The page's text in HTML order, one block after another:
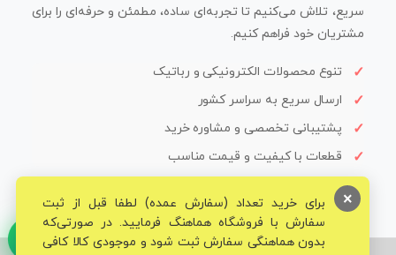
سریع، تلاش می‌کنیم تا تجربه‌ای ساده، مطمئن و حرفه‌ای را برای
مشتریان خود فراهم کنیم.
تنوع محصولات الکترونیکی و رباتیک
ارسال سریع به سراسر کشور
پشتیبانی تخصصی و مشاوره خرید
قطعات با کیفیت و قیمت مناسب
برای خرید تعداد (سفارش عمده) لطفا قبل از ثبت
سفارش با فروشگاه هماهنگ فرمایید. در صورتی‌که
بدون هماهنگی سفارش ثبت شود و موجودی کالا کافی
×